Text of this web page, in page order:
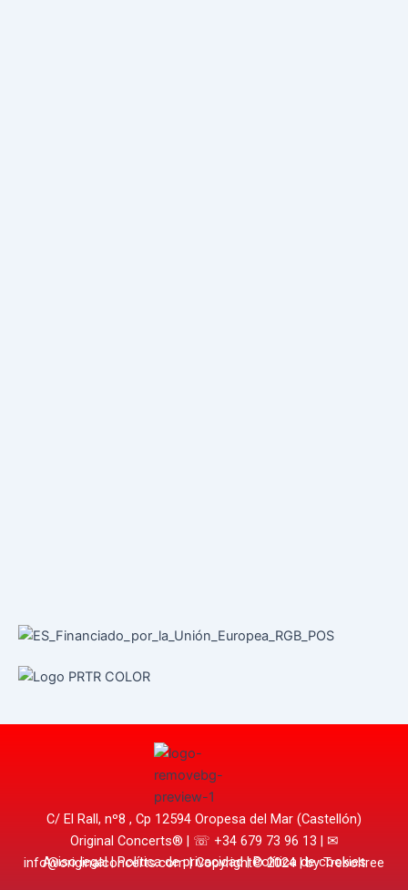
C/ El Rall, nº8 , Cp 12594 Oropesa del Mar (Castellón)
Original Concerts® | ☏ +34 679 73 96 13 | ✉
info@originalconcerts.com| Copyright© 2024 | by Treboltree
Aviso legal| Política de privacidad|Política de cookies